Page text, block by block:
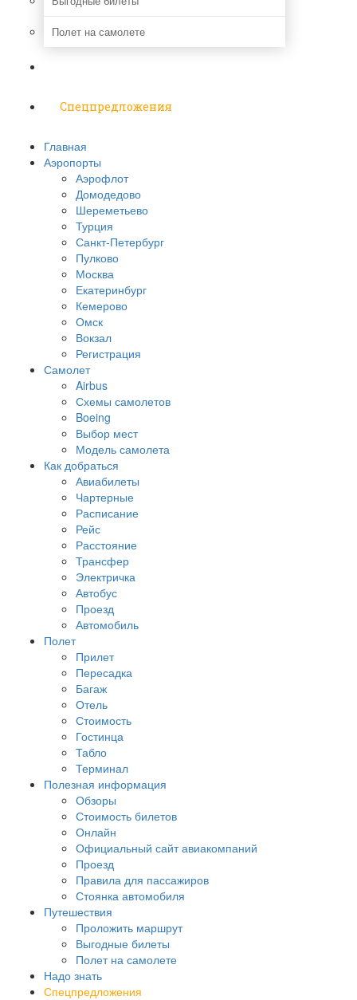
Полет на самолете
Спецпредложения
Главная
Аэропорты
Аэрофлот
Домодедово
Шереметьево
Турция
Санкт-Петербург
Пулково
Москва
Екатеринбург
Кемерово
Омск
Вокзал
Регистрация
Самолет
Airbus
Схемы самолетов
Boeing
Выбор мест
Модель самолета
Как добраться
Авиабилеты
Чартерные
Расписание
Рейс
Расстояние
Трансфер
Электричка
Автобус
Проезд
Автомобиль
Полет
Прилет
Пересадка
Багаж
Отель
Стоимость
Гостинца
Табло
Терминал
Полезная информация
Обзоры
Стоимость билетов
Онлайн
Официальный сайт авиакомпаний
Проезд
Правила для пассажиров
Стоянка автомобиля
Путешествия
Проложить маршрут
Выгодные билеты
Полет на самолете
Надо знать
Спецпредложения